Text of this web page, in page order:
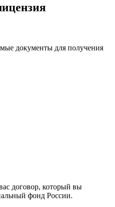
документы для получения
договор, который вы
фонд России.